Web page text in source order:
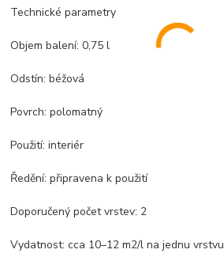
Technické parametry
Objem balení: 0,75 l
Odstín: béžová
Povrch: polomatný
Použití: interiér
Ředění: připravena k použití
Doporučený počet vrstev: 2
Vydatnost: cca 10–12 m2/l na jednu vrstvu